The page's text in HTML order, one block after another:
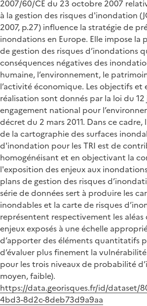
2007/60/CE du 23 octobre 2007
à la gestion des risques d'inondation
2007, p.27) influence la stratégie de
inondations en Europe. Elle impose
de gestion des risques d’inondations
conséquences négatives des
humaine, l’environnement, le
l’activité économique. Les objectifs et
réalisation sont donnés par la loi du
engagement national pour
décret du 2 mars 2011. Dans ce
de la cartographie des surfaces
d'inondation pour les TRI est de
homogénéisant et en objectivant la
l'exposition des enjeux aux
plans de gestion des risques
série de données sert à produire les
inondables et la carte de risques
représentent respectivement les aléas
enjeux exposés à une échelle
d’apporter des éléments quantitatifs
d’évaluer plus finement la
pour les trois niveaux de probabilité
moyen, faible).
https://data.georisques.fr/id/dataset/
4bd3-8d2c-8deb73d9a9aa